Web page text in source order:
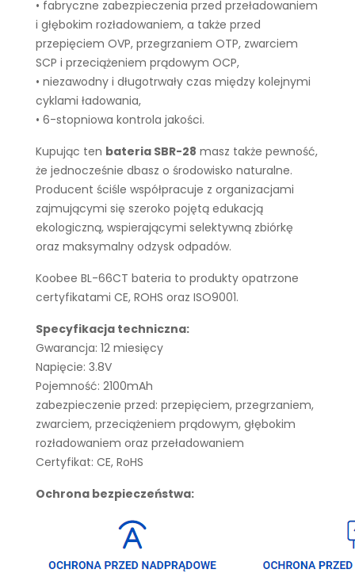
• fabryczne zabezpieczenia przed przeładowaniem
i głębokim rozładowaniem, a także przed
przepięciem OVP, przegrzaniem OTP, zwarciem
SCP i przeciążeniem prądowym OCP,
• niezawodny i długotrwały czas między kolejnymi
cyklami ładowania,
• 6-stopniowa kontrola jakości.
Kupując ten bateria SBR-28 masz także pewność,
że jednocześnie dbasz o środowisko naturalne.
Producent ściśle współpracuje z organizacjami
zajmującymi się szeroko pojętą edukacją
ekologiczną, wspierającymi selektywną zbiórkę
oraz maksymalny odzysk odpadów.
Koobee BL-66CT bateria to produkty opatrzone
certyfikatami CE, ROHS oraz ISO9001.
Specyfikacja techniczna:
Gwarancja: 12 miesięcy
Napięcie: 3.8V
Pojemność: 2100mAh
zabezpieczenie przed: przepięciem, przegrzaniem,
zwarciem, przeciążeniem prądowym, głębokim
rozładowaniem oraz przeładowaniem
Certyfikat: CE, RoHS
Ochrona bezpieczeństwa: